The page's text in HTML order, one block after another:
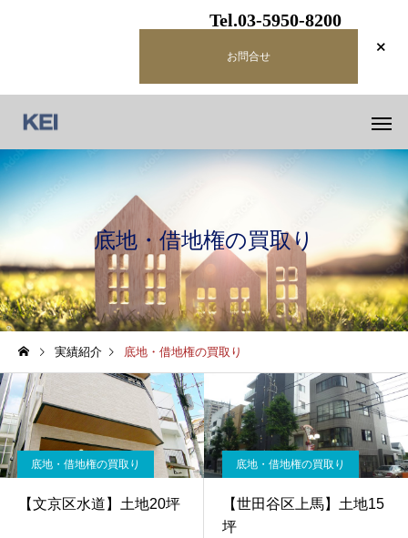
Tel.03-5950-8200
お問合せ
底地・借地権の買取り
実績紹介 底地・借地権の買取り
底地・借地権の買取り
【文京区水道】土地20坪
底地・借地権の買取り
【世田谷区上馬】土地15
坪